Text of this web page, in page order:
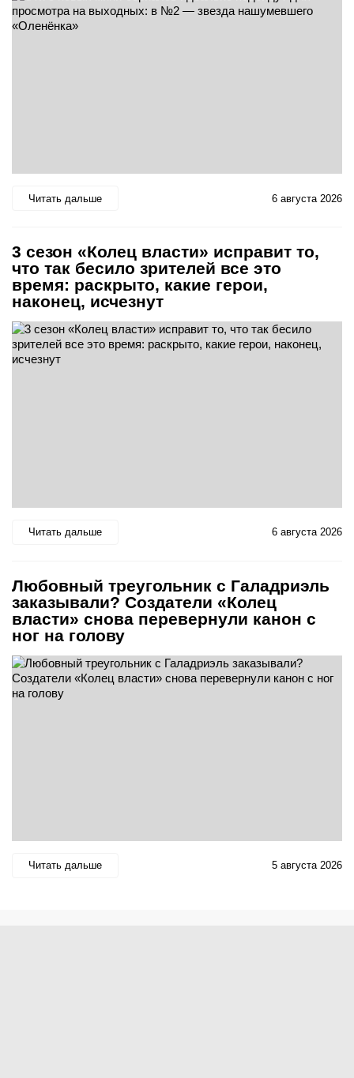
Читать дальше 6 августа 2026
3 сезон «Колец власти» исправит то,
что так бесило зрителей все это
время: раскрыто, какие герои,
наконец, исчезнут
Читать дальше 6 августа 2026
Любовный треугольник с Галадриэль
заказывали? Создатели «Колец
власти» снова перевернули канон с
ног на голову
Читать дальше 5 августа 2026